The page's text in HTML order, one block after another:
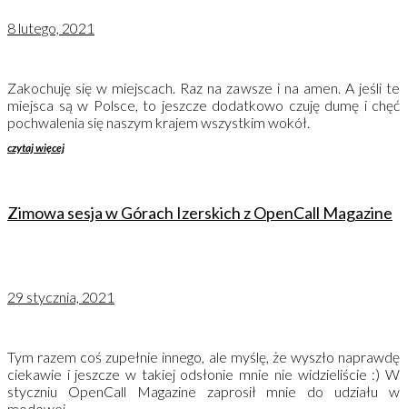
8 lutego, 2021
Zakochuję się w miejscach. Raz na zawsze i na amen. A jeśli te
miejsca są w Polsce, to jeszcze dodatkowo czuję dumę i chęć
pochwalenia się naszym krajem wszystkim wokół.
czytaj więcej
Zimowa sesja w Górach Izerskich z OpenCall Magazine
29 stycznia, 2021
Tym razem coś zupełnie innego, ale myślę, że wyszło naprawdę
ciekawie i jeszcze w takiej odsłonie mnie nie widzieliście :) W
styczniu OpenCall Magazine zaprosił mnie do udziału w